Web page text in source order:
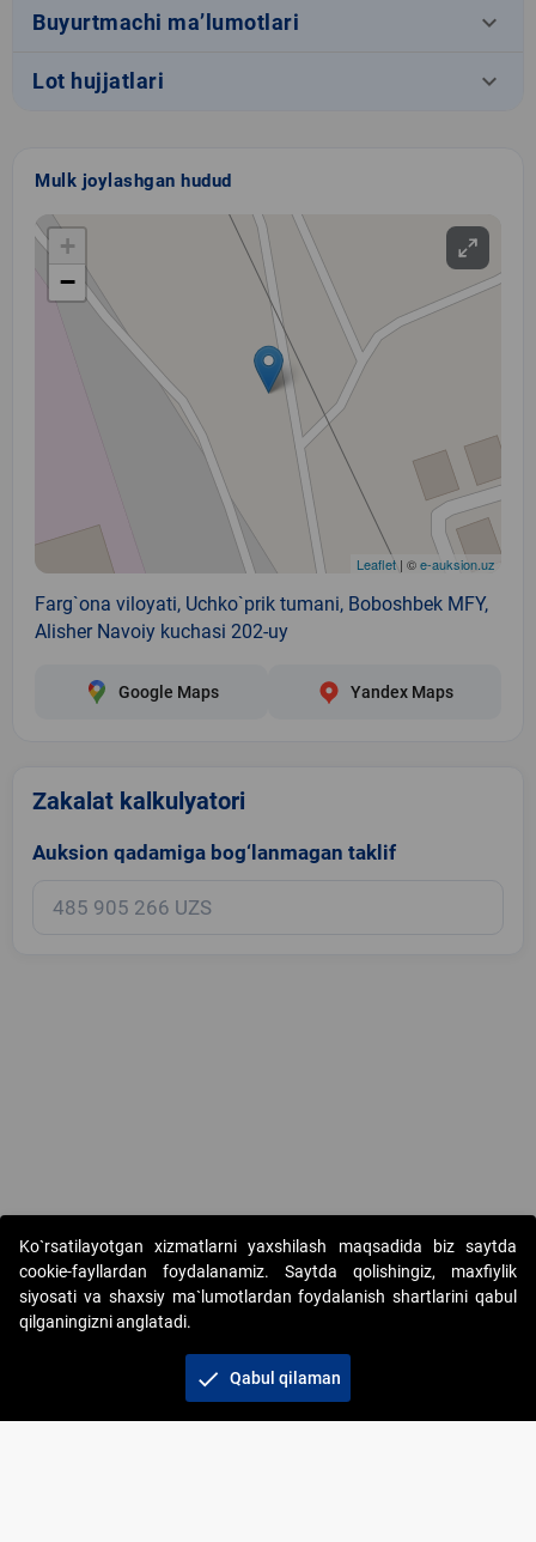
Buyurtmachi ma’lumotlari keyboard_arrow_down
Lot hujjatlari keyboard_arrow_down
Mulk joylashgan hudud
+
−
Leaflet | ©e-auksion.uz
Farg`ona viloyati, Uchko`prik tumani, Boboshbek MFY,
Alisher Navoiy kuchasi 202-uy
Google Maps Yandex Maps
Zakalat kalkulyatori
Auksion qadamiga bog‘lanmagan taklif
Copyright © 2017-2026. "Elektron onlayn-auksionlarni tashkil etish"
AJ. Barcha huquqlar himoyalangan
+998 71 202-21-11
Ko`rsatilayotgan xizmatlarni yaxshilash maqsadida biz saytda
cookie-fayllardan foydalanamiz. Saytda qolishingiz, maxfiylik
siyosati va shaxsiy ma`lumotlardan foydalanish shartlarini qabul
qilganingizni anglatadi.
check Qabul qilaman